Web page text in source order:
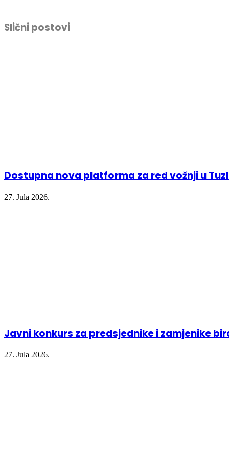
in
new
in
new
in
new
Slični postovi
Dostupna nova platforma za red vožnji u
27. Jula 2026.
Javni konkurs za predsjednike i zamjenike
27. Jula 2026.